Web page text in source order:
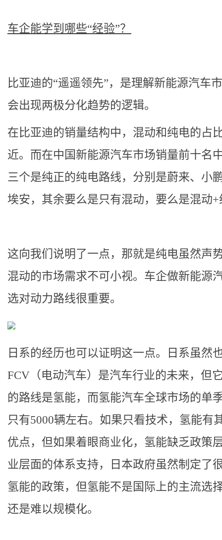
车企能学到哪些“经验”？
比亚迪的“遥遥领先”，是理解新能源汽车
会出现两极分化趋势的逻辑。
在比亚迪的销量结构中，混动和纯电的占
近。而在中国新能源汽车市场销量前十名
三个是纯正的纯电路线，分别是蔚来、小
埃安，其余要么是只有混动，要么是混动+
这向我们说明了一点，那就是纯电虽然声
混动的市场需求不可小视。车企做新能源
选对动力路线很重要。
日系的经历也可以证明这一点。日系虽然
FCV（电动汽车）是汽车行业的未来，但
的路线是氢能，而氢能汽车全球市场的单
只有5000辆左右。如果只看技术，氢能有
优点，但如果着眼商业化，氢能缺乏政策
业层面的体系支持，日本政府虽然制定了
氢能的政策，但氢能不是国际上的主流选
还是难以规模化。